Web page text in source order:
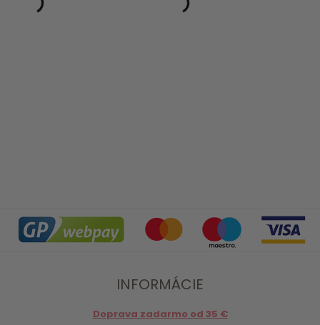
INFORMÁCIE
Doprava zadarmo od 35 €